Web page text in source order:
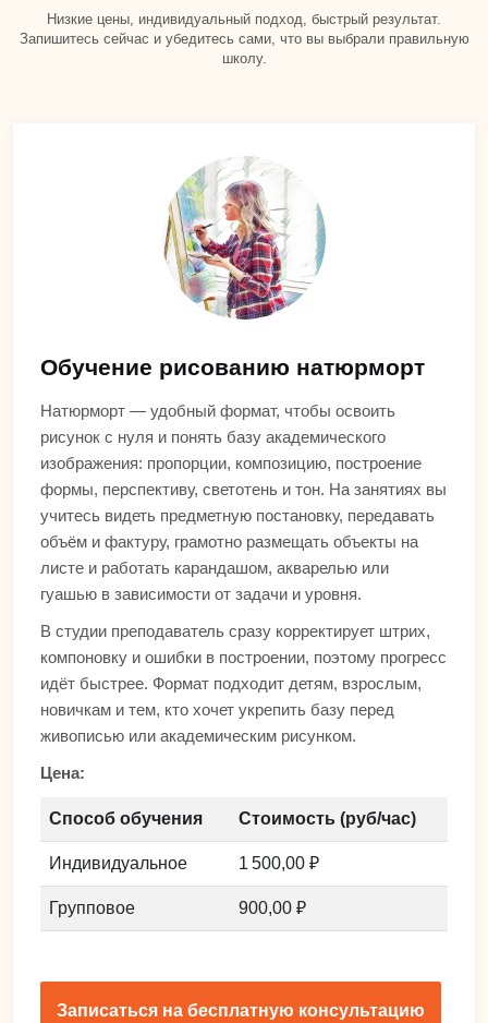
Низкие цены, индивидуальный подход, быстрый результат.
Запишитесь сейчас и убедитесь сами, что вы выбрали правильную
школу.
Обучение рисованию натюрморт
Натюрморт — удобный формат, чтобы освоить
рисунок с нуля и понять базу академического
изображения: пропорции, композицию, построение
формы, перспективу, светотень и тон. На занятиях вы
учитесь видеть предметную постановку, передавать
объём и фактуру, грамотно размещать объекты на
листе и работать карандашом, акварелью или
гуашью в зависимости от задачи и уровня.
В студии преподаватель сразу корректирует штрих,
компоновку и ошибки в построении, поэтому прогресс
идёт быстрее. Формат подходит детям, взрослым,
новичкам и тем, кто хочет укрепить базу перед
живописью или академическим рисунком.
Цена:
Способ обучения Стоимость (руб/час)
Индивидуальное 1 500,00 ₽
Групповое 900,00 ₽
Записаться на бесплатную консультацию